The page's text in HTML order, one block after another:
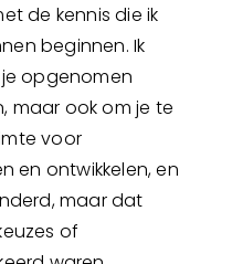
de kennis die ik
beginnen. Ik
opgenomen
maar ook om je te
voor
en ontwikkelen, en
maar dat
of